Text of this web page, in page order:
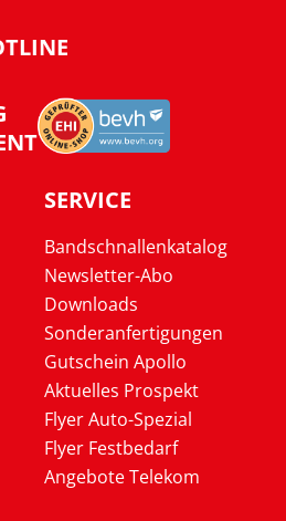
SERVICE
Bandschnallenkatalog
Newsletter-Abo
Downloads
Sonderanfertigungen
Gutschein Apollo
Aktuelles Prospekt
Flyer Auto-Spezial
Flyer Festbedarf
Angebote Telekom